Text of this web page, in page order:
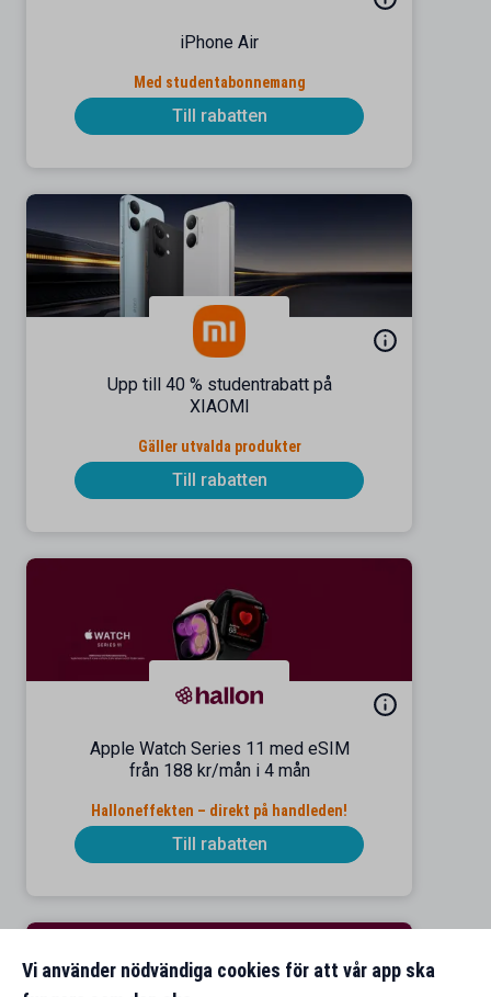
iPhone Air
Med studentabonnemang
Till rabatten
Upp till 40 % studentrabatt på
XIAOMI
Gäller utvalda produkter
Till rabatten
Apple Watch Series 11 med eSIM
från 188 kr/mån i 4 mån
Halloneffekten – direkt på handleden!
Till rabatten
Vi använder nödvändiga cookies för att vår app ska